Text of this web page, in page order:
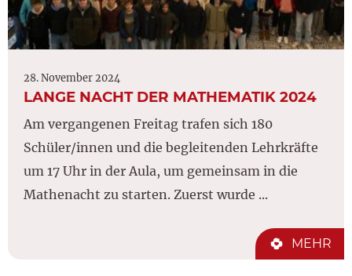
28. November 2024
LANGE NACHT DER MATHEMATIK 2024
Am vergangenen Freitag trafen sich 180
Schüler/innen und die begleitenden Lehrkräfte
um 17 Uhr in der Aula, um gemeinsam in die
Mathenacht zu starten. Zuerst wurde ...
MEHR